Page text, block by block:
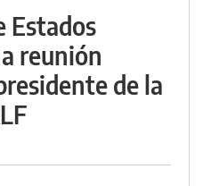
Estados
reunión
de la